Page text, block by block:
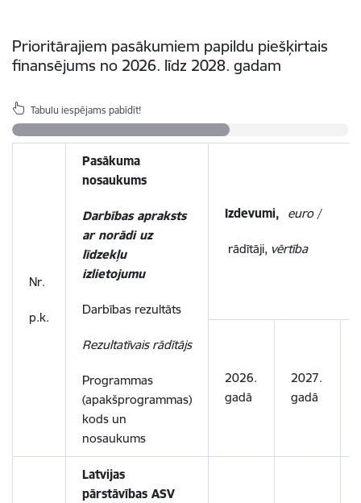
Prioritārajiem pasākumiem papildu piešķirtais
finansējums no 2026. līdz 2028. gadam
Tabulu iespējams pabīdīt!
Nr.
p.k.
Pasākuma
nosaukums
Darbības apraksts
ar norādi uz
līdzekļu
izlietojumu
Darbības rezultāts
Rezultatīvais rādītājs
Programmas
(apakšprogrammas)
kods un
nosaukums
Izdevumi, euro/
rādītāji, vērtība
2026.
gadā
2027.
gadā
Latvijas
pārstāvības ASV